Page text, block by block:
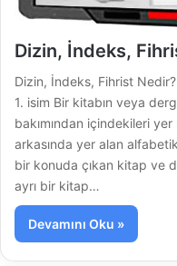
Dizin, İndeks,
Dizin, İndeks, Fihrist
1. isim Bir kitabın veya
bakımından içindekileri
arkasında yer alan
bir konuda çıkan kitap ve
ayrı bir kitap…
Devamını Oku »